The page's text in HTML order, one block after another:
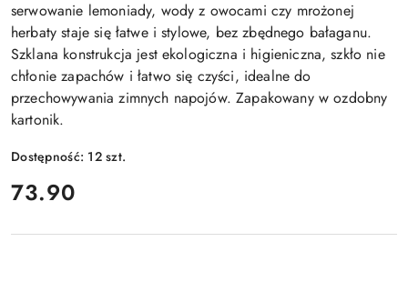
serwowanie lemoniady, wody z owocami czy mrożonej
herbaty staje się łatwe i stylowe, bez zbędnego bałaganu.
Szklana konstrukcja jest ekologiczna i higieniczna, szkło nie
chłonie zapachów i łatwo się czyści, idealne do
przechowywania zimnych napojów. Zapakowany w ozdobny
kartonik.
Dostępność: 12szt.
cena:
73.90